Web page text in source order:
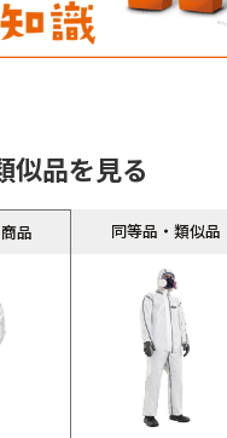
似品を見る
品 同等品・類似品